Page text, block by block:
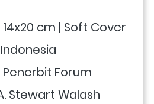
14x20 cm | Soft Cover
Indonesia
Penerbit Forum
Stewart Walash